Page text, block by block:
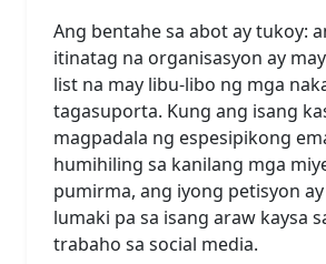
Ang bentahe sa abot ay tukoy:
itinatag na organisasyon ay
list na may libu-libo ng mga
tagasuporta. Kung ang isang
magpadala ng espesipikong
humihiling sa kanilang mga
pumirma, ang iyong petisyon
lumaki pa sa isang araw kaysa
trabaho sa social media.